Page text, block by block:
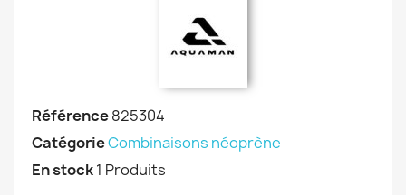
Référence825304
CatégorieCombinaisons néoprène
En stock1 Produits